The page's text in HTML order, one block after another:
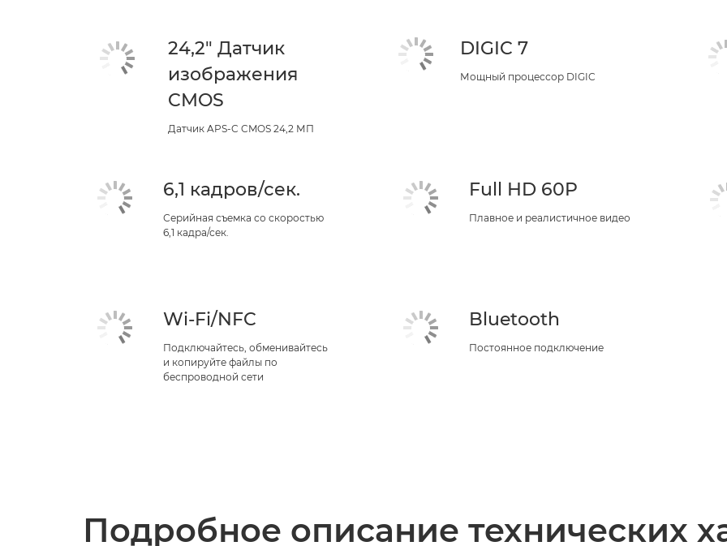
24,2" Датчик
изображения
CMOS
Датчик APS-C CMOS 24,2 МП
DIGIC 7
Мощный процессор DIGIC
6,1 кадров/сек.
Серийная съемка со скоростью
6,1 кадра/сек.
Full HD 60P
Плавное и реалистичное видео
Wi-Fi/NFC
Подключайтесь, обменивайтесь
и копируйте файлы по
беспроводной сети
Bluetooth
Постоянное подключение
Подробное описание технических